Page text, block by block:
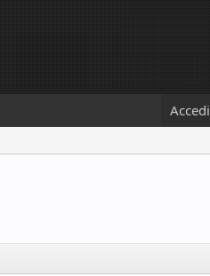
Accedi